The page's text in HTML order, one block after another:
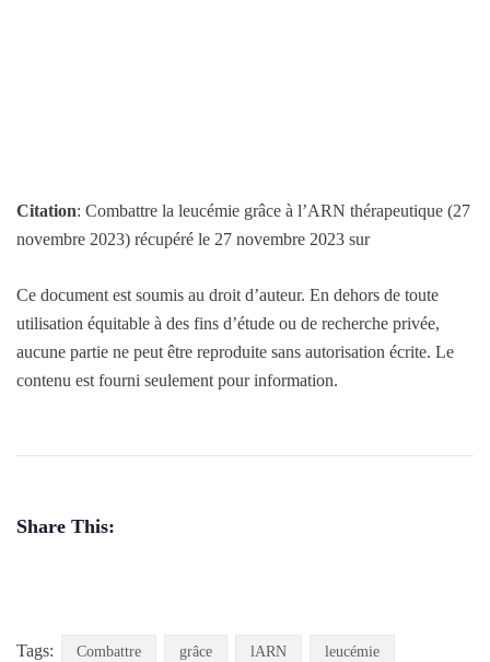
Citation: Combattre la leucémie grâce à l’ARN thérapeutique (27
novembre 2023) récupéré le 27 novembre 2023 sur
Ce document est soumis au droit d’auteur. En dehors de toute
utilisation équitable à des fins d’étude ou de recherche privée,
aucune partie ne peut être reproduite sans autorisation écrite. Le
contenu est fourni seulement pour information.
Share This:
Tags: Combattre grâce lARN leucémie